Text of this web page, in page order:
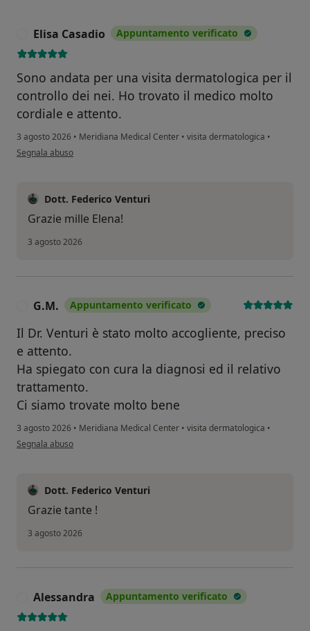
Elisa Casadio Appuntamento verificato
Sono andata per una visita dermatologica per il
controllo dei nei. Ho trovato il medico molto
cordiale e attento.
3 agosto 2026 • Meridiana Medical Center • visita dermatologica •
secondo l'opinione dell'utente Elisa Casadio
Segnala abuso
Dott. Federico Venturi
Grazie mille Elena!
3 agosto 2026
G.M. Appuntamento verificato
Il Dr. Venturi è stato molto accogliente, preciso
e attento.
Ha spiegato con cura la diagnosi ed il relativo
trattamento.
Ci siamo trovate molto bene
3 agosto 2026 • Meridiana Medical Center • visita dermatologica •
secondo l'opinione dell'utente G.M.
Segnala abuso
Dott. Federico Venturi
Grazie tante !
3 agosto 2026
Alessandra Appuntamento verificato